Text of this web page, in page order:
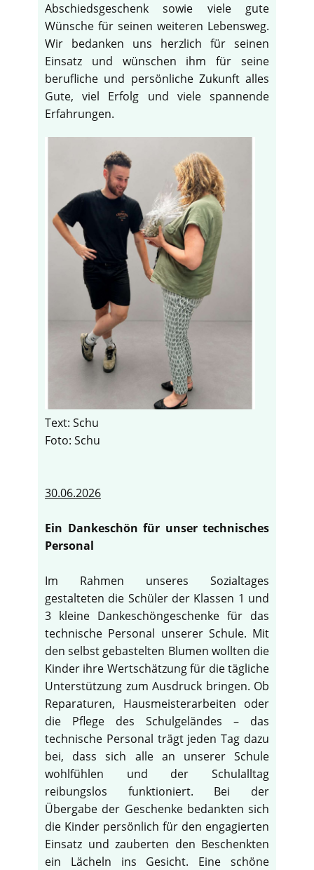
Abschiedsgeschenk sowie viele gute
Wünsche für seinen weiteren Lebensweg.
Wir bedanken uns herzlich für seinen
Einsatz und wünschen ihm für seine
berufliche und persönliche Zukunft alles
Gute, viel Erfolg und viele spannende
Erfahrungen.
Text: Schu
Foto: Schu
30.06.2026
Ein Dankeschön für unser technisches
Personal
Im Rahmen unseres Sozialtages
gestalteten die Schüler der Klassen 1 und
3 kleine Dankeschöngeschenke für das
technische Personal unserer Schule. Mit
den selbst gebastelten Blumen wollten die
Kinder ihre Wertschätzung für die tägliche
Unterstützung zum Ausdruck bringen. Ob
Reparaturen, Hausmeisterarbeiten oder
die Pflege des Schulgeländes – das
technische Personal trägt jeden Tag dazu
bei, dass sich alle an unserer Schule
wohlfühlen und der Schulalltag
reibungslos funktioniert. Bei der
Übergabe der Geschenke bedankten sich
die Kinder persönlich für den engagierten
Einsatz und zauberten den Beschenkten
ein Lächeln ins Gesicht. Eine schöne